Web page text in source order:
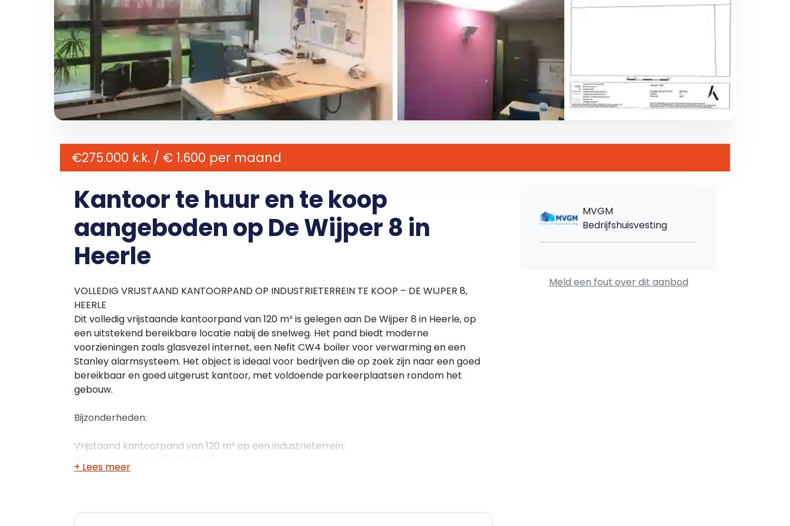
€275.000 k.k. / € 1.600 per maand
Kantoor te huur en te koop
aangeboden op De Wijper 8 in
Heerle
VOLLEDIG VRIJSTAAND KANTOORPAND OP INDUSTRIETERREIN TE KOOP – DE WIJPER 8,
HEERLE
Dit volledig vrijstaande kantoorpand van 120 m² is gelegen aan De Wijper 8 in Heerle, op
een uitstekend bereikbare locatie nabij de snelweg. Het pand biedt moderne
voorzieningen zoals glasvezel internet, een Nefit CW4 boiler voor verwarming en een
Stanley alarmsysteem. Het object is ideaal voor bedrijven die op zoek zijn naar een goed
bereikbaar en goed uitgerust kantoor, met voldoende parkeerplaatsen rondom het
gebouw.
Bijzonderheden:
Vrijstaand kantoorpand van 120 m² op een industrieterrein;
Glasvezel internet aanwezig;
Gelegen naast de snelweg, met goede bereikbaarheid;
+ Lees meer
MVGM
Bedrijfshuisvesting
Meld een fout over dit aanbod